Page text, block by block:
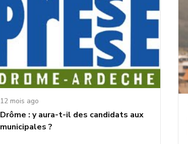
12 mois ago
Drôme : y aura-t-il des candidats aux
municipales ?